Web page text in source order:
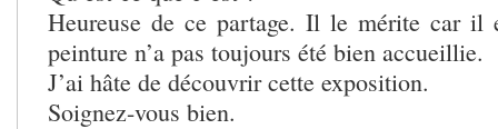
Heureuse de ce partage. Il le mérite car il
peinture n’a pas toujours été bien accueillie.
J’ai hâte de découvrir cette exposition.
Soignez-vous bien.